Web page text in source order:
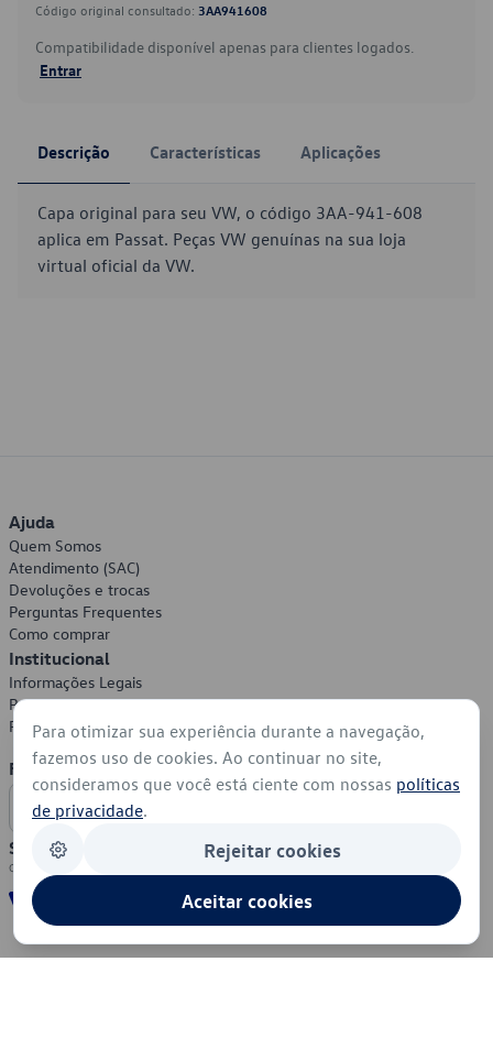
Código original consultado: 3AA941608
Compatibilidade disponível apenas para clientes logados.
Entrar
Descrição Características Aplicações
Capa original para seu VW, o código 3AA-941-608
aplica em Passat. Peças VW genuínas na sua loja
virtual oficial da VW.
Ajuda
Quem Somos
Atendimento (SAC)
Devoluções e trocas
Perguntas Frequentes
Como comprar
Institucional
Informações Legais
Política de Privacidade
Política de Cookies
Formas de Pagamento
Segurança
Para otimizar sua experiência durante a navegação,
fazemos uso de cookies. Ao continuar no site,
consideramos que você está ciente com nossas políticas
de privacidade.
Rejeitar cookies
Aceitar cookies